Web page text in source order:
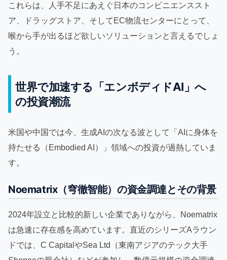
これらは、人手不足にあえぐ日本のコンビニエンススト
ア、ドラッグストア、そしてEC物流センターにとって、
喉から手が出るほど欲しいソリューションと言えるでしょ
う。
世界で加速する「エンボディドAI」へ
の投資潮流
米国や中国では今、生成AIの次なる波として「AIに身体を
持たせる（Embodied AI）」領域への投資が過熱していま
す。
Noematrix（穹徹智能）の資金調達とその背景
2024年設立と比較的新しい企業でありながら、Noematrix
は急速に存在感を高めています。直近のシリーズAラウン
ドでは、C CapitalやSea Ltd（東南アジアのテック大手